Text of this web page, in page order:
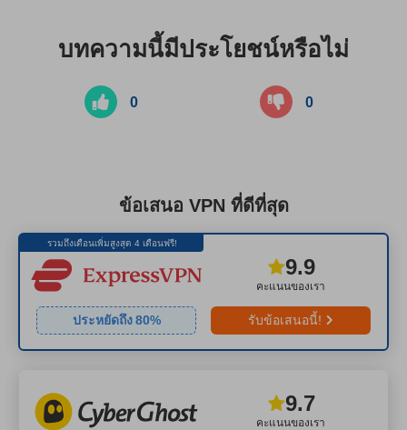
บทความนี้มีประโยชน์หรือไม่
0 0
ข้อเสนอ VPN ที่ดีที่สุด
รวมถึงเดือนเพิ่มสูงสุด 4 เดือนฟรี!
คะแนนของเรา
9.9
ประหยัดถึง 80% รับข้อเสนอนี้!
คะแนนของเรา
9.7